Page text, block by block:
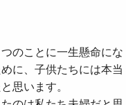
のことに一生懸命にな
に、子供たちには本当
思います。